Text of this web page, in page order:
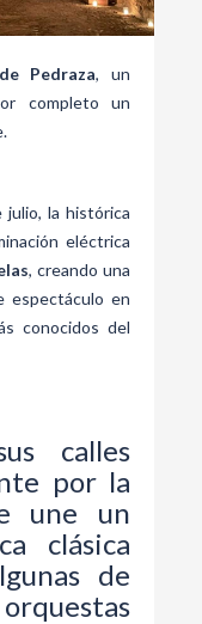
Pedraza, un
completo un
julio, la histórica
eléctrica
, creando una
espectáculo en
conocidos del
calles
por la
une un
clásica
de